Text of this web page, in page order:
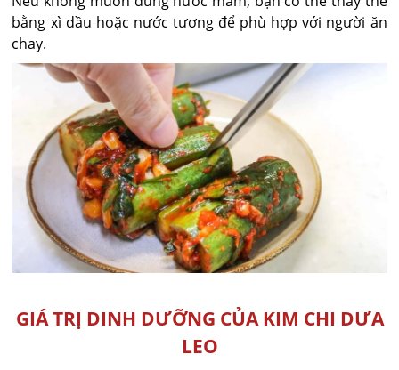
bằng xì dầu hoặc nước tương để phù hợp với người ăn
chay.
GIÁ TRỊ DINH DƯỠNG CỦA KIM CHI DƯA
LEO